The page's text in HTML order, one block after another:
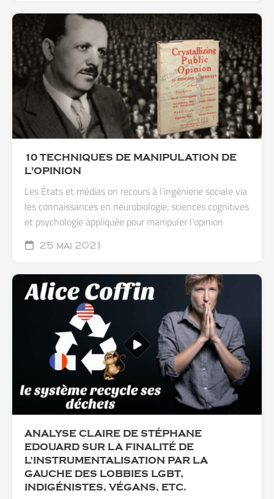
10 TECHNIQUES DE MANIPULATION DE
L'OPINION
Les États et médias on recours à l’ingénierie sociale via
les connaissances en neurobiologie, sciences cognitives
et psychologie appliquée pour manipuler l’opinion
25 mai 2021
ANALYSE CLAIRE DE STÉPHANE
EDOUARD SUR LA FINALITÉ DE
L’INSTRUMENTALISATION PAR LA
GAUCHE DES LOBBIES LGBT,
INDIGÉNISTES, VÉGANS, ETC.